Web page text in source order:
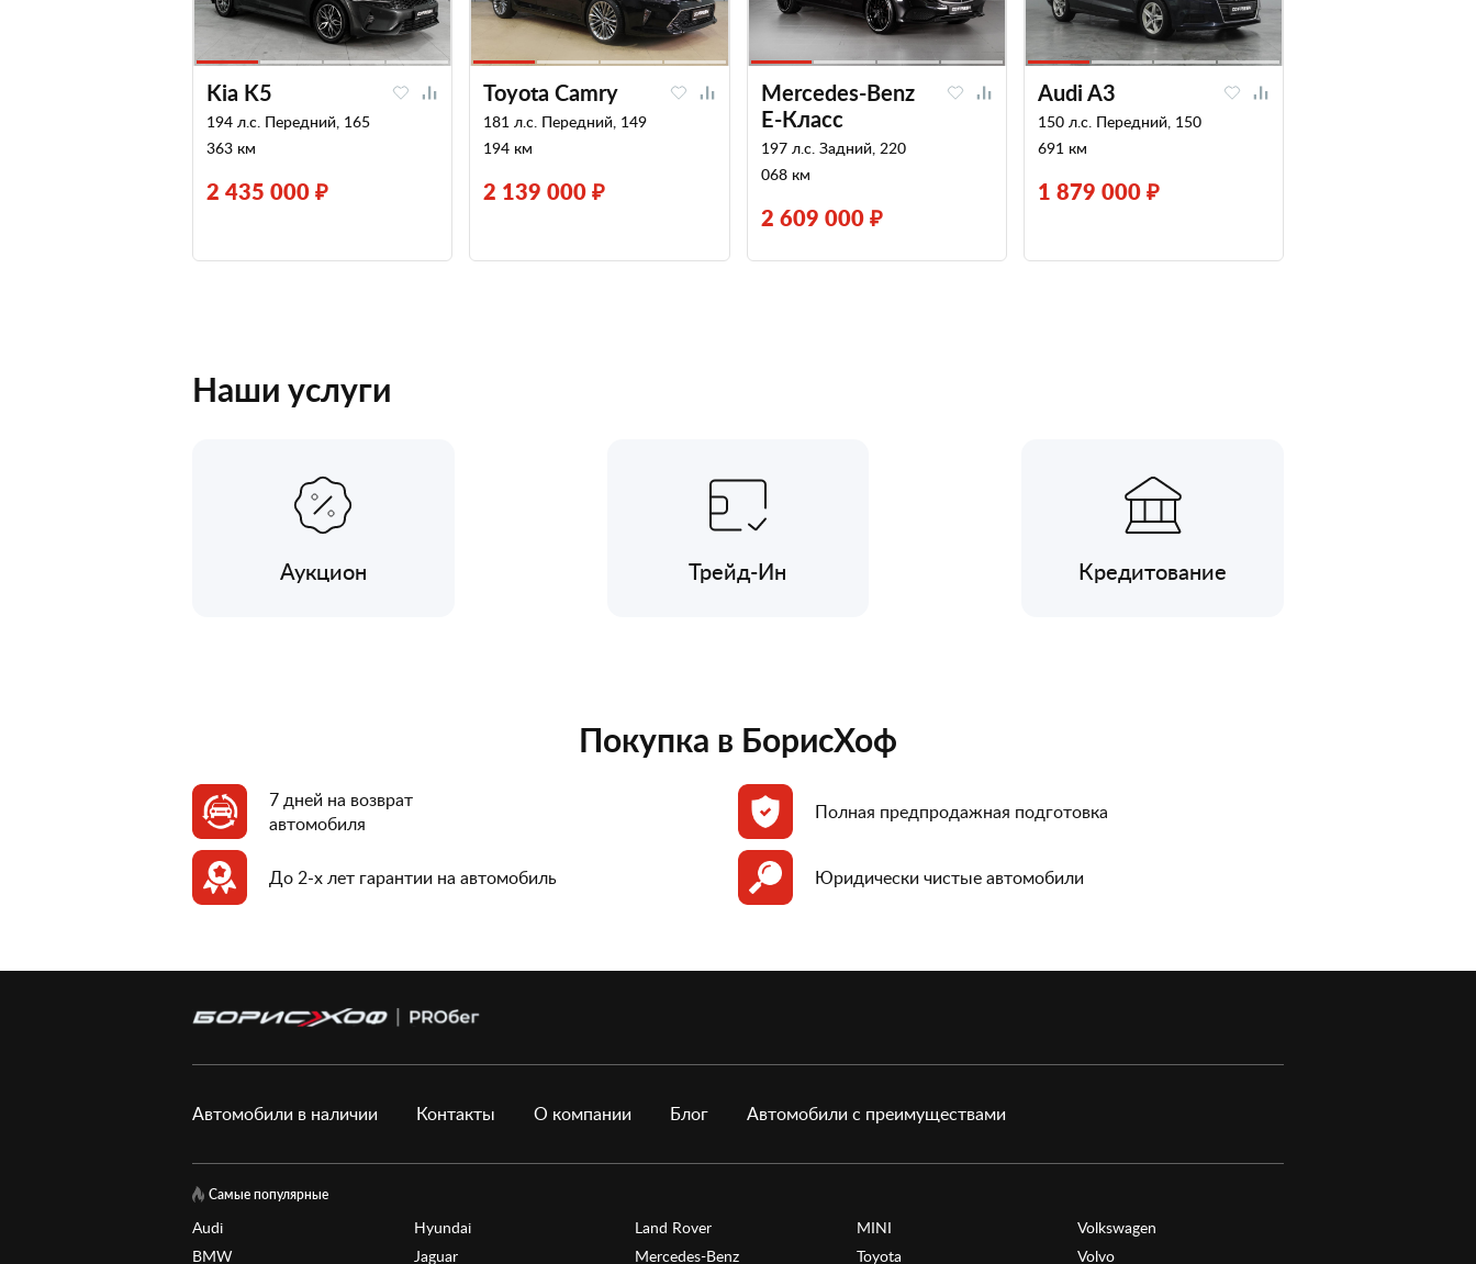
Kia K5
194 л.с. Передний, 165
363 км
2 435 000 ₽
Toyota Camry
181 л.с. Передний, 149
194 км
2 139 000 ₽
Mercedes-Benz
E-Класс
197 л.с. Задний, 220
068 км
2 609 000 ₽
Audi A3
150 л.с. Передний, 150
691 км
1 879 000 ₽
Наши услуги
Аукцион Трейд-Ин Кредитование
Покупка в БорисХоф
7 дней на возврат
автомобиля
Полная предпродажная подготовка
До 2-х лет гарантии на автомобиль Юридически чистые автомобили
Автомобили в наличии Контакты О компании Блог Автомобили с преимуществами
Самые популярные
Audi
BMW
Hyundai
Jaguar
Land Rover
Mercedes-Benz
MINI
Toyota
Volkswagen
Volvo